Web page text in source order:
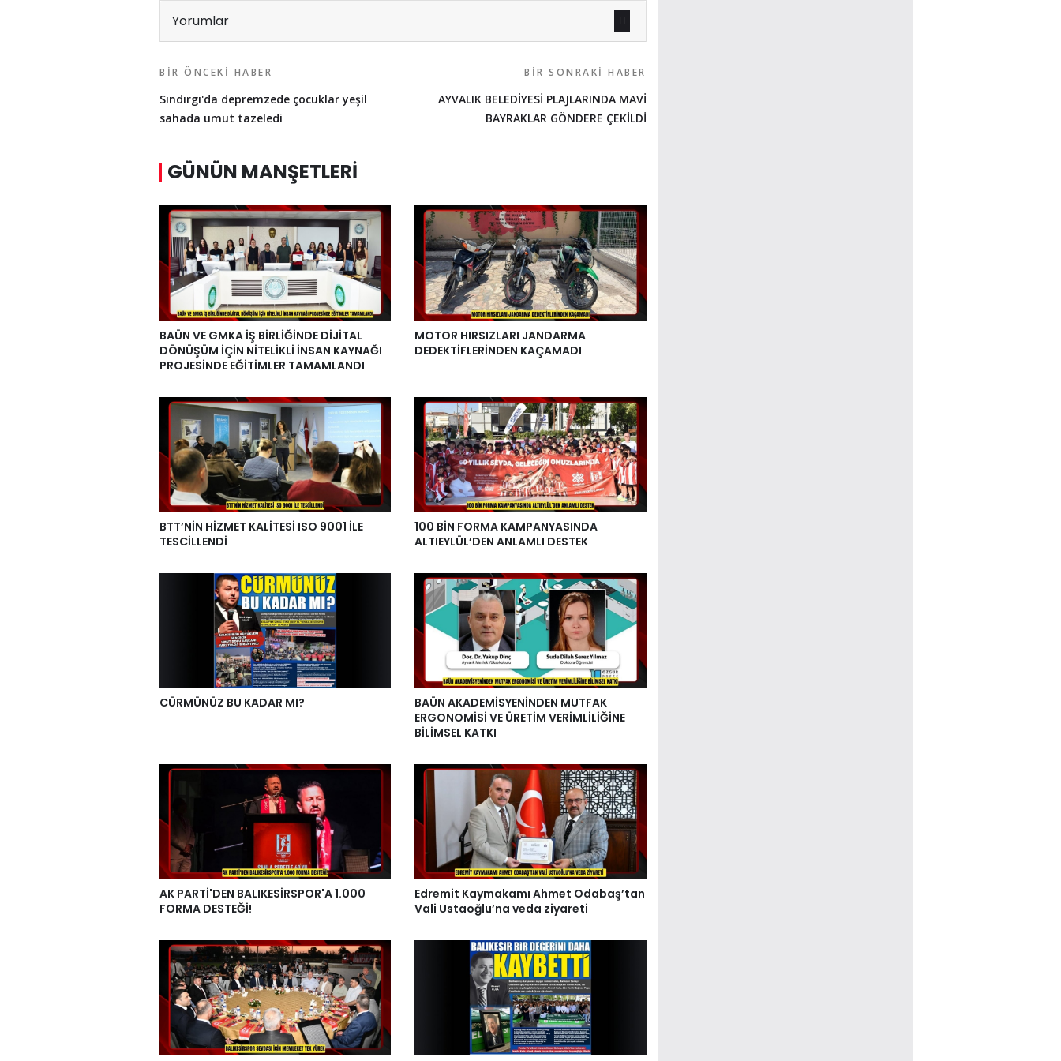
Yorumlar
BIR ÖNCEKI HABER
Sındırgı'da depremzede çocuklar yeşil
sahada umut tazeledi
BIR SONRAKI HABER
AYVALIK BELEDİYESİ PLAJLARINDA MAVİ
BAYRAKLAR GÖNDERE ÇEKİLDİ
GÜNÜN MANŞETLERI
BAÜN VE GMKA İŞ BİRLİĞİNDE DİJİTAL
DÖNÜŞÜM İÇİN NİTELİKLİ İNSAN KAYNAĞI
PROJESİNDE EĞİTİMLER TAMAMLANDI
MOTOR HIRSIZLARI JANDARMA
DEDEKTİFLERİNDEN KAÇAMADI
BTT’NİN HİZMET KALİTESİ ISO 9001 İLE
TESCİLLENDİ
100 BİN FORMA KAMPANYASINDA
ALTIEYLÜL’DEN ANLAMLI DESTEK
CÜRMÜNÜZ BU KADAR MI?
BAÜN AKADEMİSYENİNDEN MUTFAK
ERGONOMİSİ VE ÜRETİM VERİMLİLİĞİNE
BİLİMSEL KATKI
AK PARTİ'DEN BALIKESİRSPOR'A 1.000
FORMA DESTEĞİ!
Edremit Kaymakamı Ahmet Odabaş’tan
Vali Ustaoğlu’na veda ziyareti